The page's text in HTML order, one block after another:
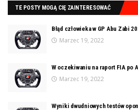
TE POSTY MOGĄ CIĘ ZAINTERESOWAĆ
Błąd człowieka w GP Abu Zabi
Marzec 19, 2022
W oczekiwaniu na raport FIA po
Marzec 19, 2022
Wyniki dwudniowych testów